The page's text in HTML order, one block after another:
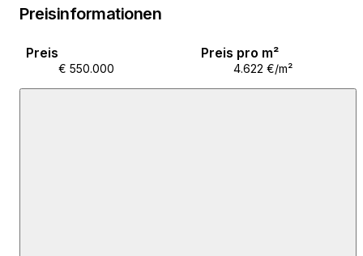
Preisinformationen
Preis
€ 550.000
Preis pro m²
4.622 €/m²